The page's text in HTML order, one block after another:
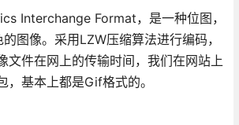
Interchange Format，是一种位图，
图像。采用LZW压缩算法进行编码，
文件在网上的传输时间，我们在网站上
，基本上都是Gif格式的。